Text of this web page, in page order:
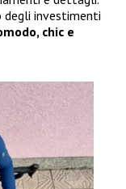
degli investimenti
chic e